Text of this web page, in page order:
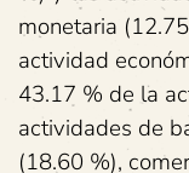
monetaria
actividad
43.17 % de la
actividades de
(18.60 %),